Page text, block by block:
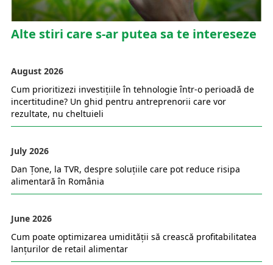
Alte stiri care s-ar putea sa te intereseze
August 2026
Cum prioritizezi investițiile în tehnologie într-o perioadă de
incertitudine? Un ghid pentru antreprenorii care vor
rezultate, nu cheltuieli
July 2026
Dan Țone, la TVR, despre soluțiile care pot reduce risipa
alimentară în România
June 2026
Cum poate optimizarea umidității să crească profitabilitatea
lanțurilor de retail alimentar